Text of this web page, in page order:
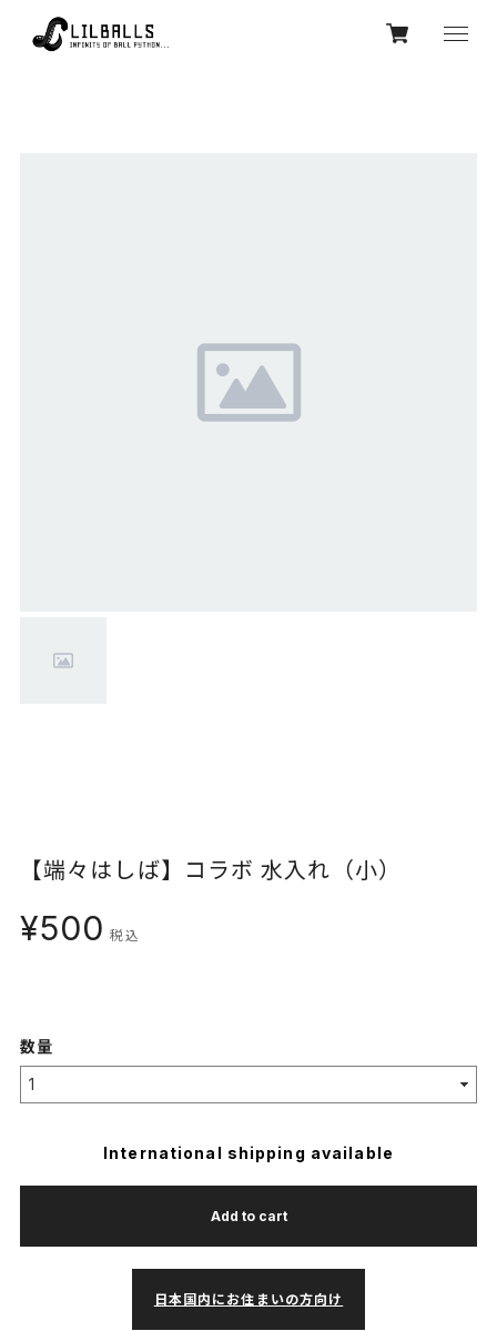
【端々はしば】コラボ 水入れ（小）
¥500 税込
数量
International shipping available
Add to cart
日本国内にお住まいの方向け